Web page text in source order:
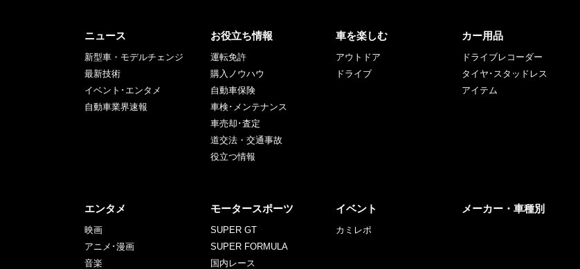
ニュース
新型車・モデルチェンジ
最新技術
イベント･エンタメ
自動車業界速報
お役立ち情報
運転免許
購入ノウハウ
自動車保険
車検･メンテナンス
車売却･査定
道交法・交通事故
役立つ情報
車を楽しむ
アウトドア
ドライブ
カー用品
ドライブレコーダー
タイヤ･スタッドレス
アイテム
エンタメ
映画
アニメ･漫画
音楽
モータースポーツ
SUPER GT
SUPER FORMULA
国内レース
イベント
カミレポ
メーカー・車種別